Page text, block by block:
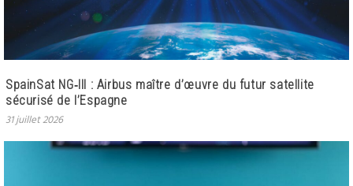
SpainSat NG‑III : Airbus maître d’œuvre du futur satellite
sécurisé de l’Espagne
31 juillet 2026